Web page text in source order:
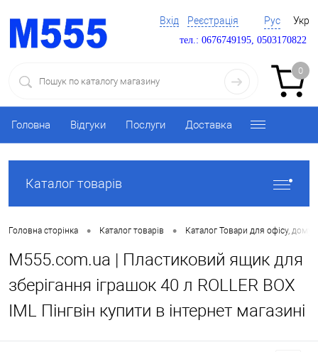
Вхід Реєстрація Рус Укр
тел.: 0676749195, 0503170822
0
Головна Відгуки Послуги Доставка
Каталог товарів
Головна сторінка • Каталог товарів • Каталог Товари для офісу, дому
M555.com.ua | Пластиковий ящик для
зберігання іграшок 40 л ROLLER BOX
IML Пінгвін купити в інтернет магазині